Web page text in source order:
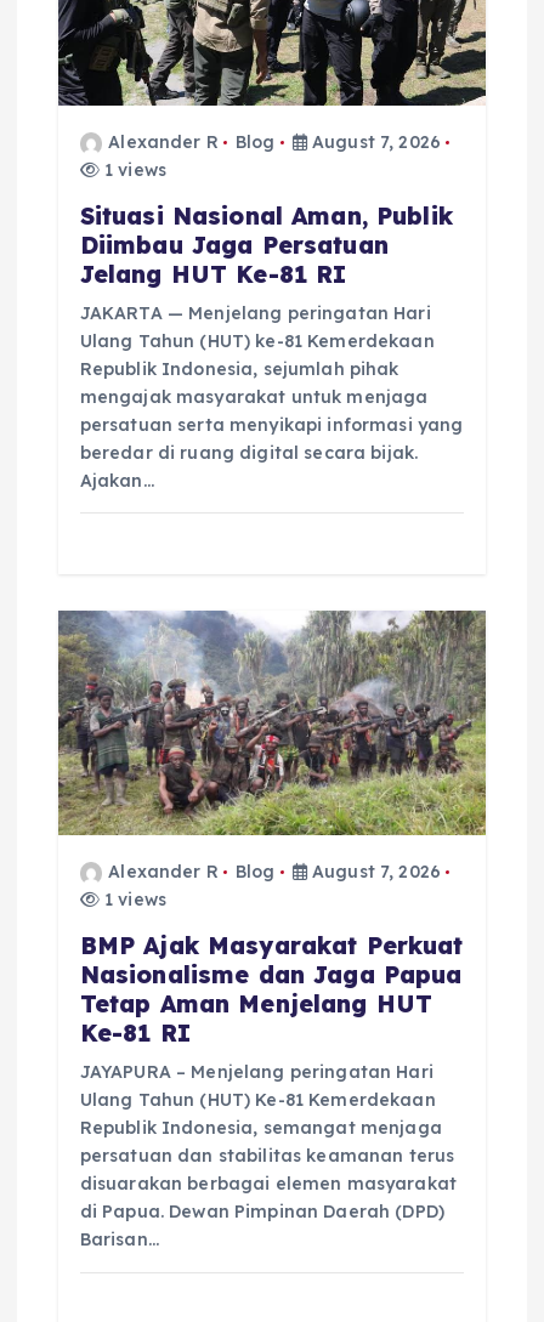
o
Alexander R Blog
August 7, 2026
1 views
Situasi Nasional Aman, Publik
Diimbau Jaga Persatuan
Jelang HUT Ke-81 RI
JAKARTA — Menjelang peringatan Hari
Ulang Tahun (HUT) ke-81 Kemerdekaan
Republik Indonesia, sejumlah pihak
mengajak masyarakat untuk menjaga
persatuan serta menyikapi informasi yang
beredar di ruang digital secara bijak.
Ajakan…
Alexander R Blog
August 7, 2026
1 views
BMP Ajak Masyarakat Perkuat
Nasionalisme dan Jaga Papua
Tetap Aman Menjelang HUT
Ke-81 RI
JAYAPURA – Menjelang peringatan Hari
Ulang Tahun (HUT) Ke-81 Kemerdekaan
Republik Indonesia, semangat menjaga
persatuan dan stabilitas keamanan terus
disuarakan berbagai elemen masyarakat
di Papua. Dewan Pimpinan Daerah (DPD)
Barisan…